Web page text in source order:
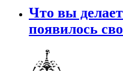
Что вы
появилось